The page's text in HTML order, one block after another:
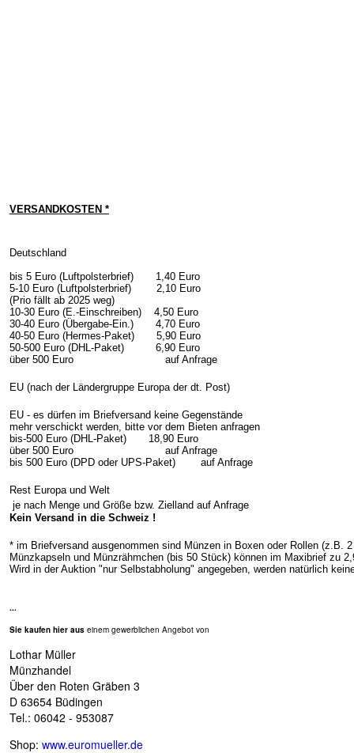
VERSANDKOSTEN *
Deutschland
bis 5 Euro (Luftpolsterbrief) 1,40 Euro
5-10 Euro (Luftpolsterbrief) 2,10 Euro
(Prio fällt ab 2025 weg)
10-30 Euro (E.-Einschreiben) 4,50 Euro
30-40 Euro (Übergabe-Ein.) 4,70 Euro
40-50 Euro (Hermes-Paket) 5,90 Euro
50-500 Euro (DHL-Paket) 6,90 Euro
über 500 Euro auf Anfrage
EU (nach der Ländergruppe Europa der dt. Post)
EU - es dürfen im Briefversand keine Gegenstände
mehr verschickt werden, bitte vor dem Bieten anfragen
bis-500 Euro (DHL-Paket) 18,90 Euro
über 500 Euro auf Anfrage
bis 500 Euro (DPD oder UPS-Paket) auf Anfrage
Rest Europa und Welt
je nach Menge und Größe bzw. Zielland auf Anfrage
Kein Versand in die Schweiz !
* im Briefversand ausgenommen sind Münzen in Boxen oder Rollen (z.B.
Münzkapseln und Münzrähmchen (bis 50 Stück) können im Maxibrief zu
Wird in der Auktion "nur Selbstabholung" angegeben, werden natürlich
...
Sie kaufen hier aus einem gewerblichen Angebot von
Lothar Müller
Münzhandel
Über den Roten Gräben 3
D 63654 Büdingen
Tel.: 06042 - 953087
Shop: www.euromueller.de